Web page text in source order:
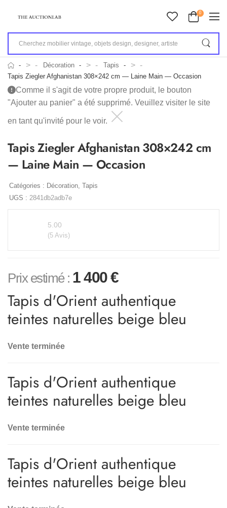
0
> Décoration > Tapis >
Tapis Ziegler Afghanistan 308×242 cm — Laine Main — Occasion
Comme il s'agit de votre propre produit, le bouton
"Ajouter au panier" a été supprimé. Veuillez visiter le site
en tant qu'invité pour le voir.
Tapis Ziegler Afghanistan 308×242 cm
— Laine Main — Occasion
Catégories : Décoration, Tapis
UGS : 2841db2adb7e
5.00
(5 Avis)
Prix estimé : 1 400€
Tapis d'Orient authentique
teintes naturelles beige bleu
Vente terminée
Tapis d'Orient authentique
teintes naturelles beige bleu
Vente terminée
Tapis d'Orient authentique
teintes naturelles beige bleu